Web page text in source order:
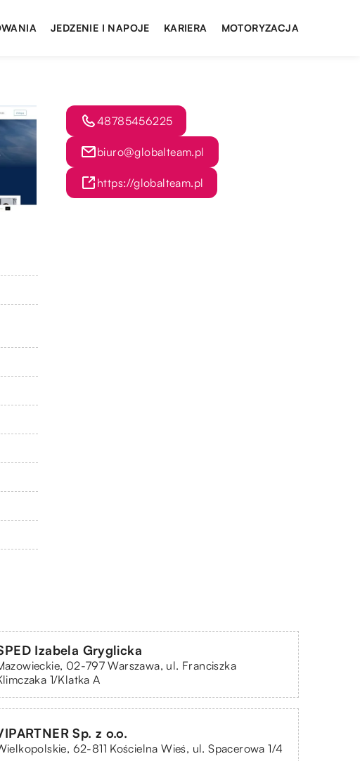
JEDZENIE I NAPOJE KARIERA MOTORYZACJA
48785456225
biuro@globalteam.pl
https://globalteam.pl
Izabela Gryglicka
02-797 Warszawa, ul. Franciszka
1/Klatka A
Sp. z o.o.
62-811 Kościelna Wieś, ul. Spacerowa 1/4